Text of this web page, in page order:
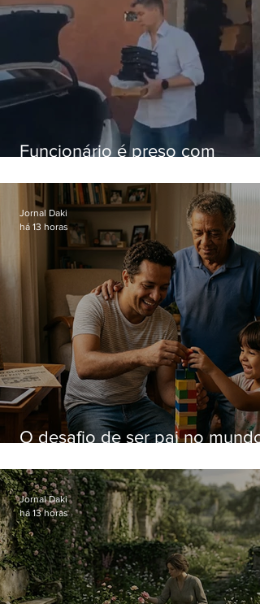
Funcionário é preso com
Hospital do Andaraí
O desafio de ser pai no mundo
Jornal Daki
há 13 horas
Jornal Daki
há 13 horas